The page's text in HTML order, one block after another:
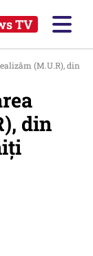
TV
(M.U.R), din
din